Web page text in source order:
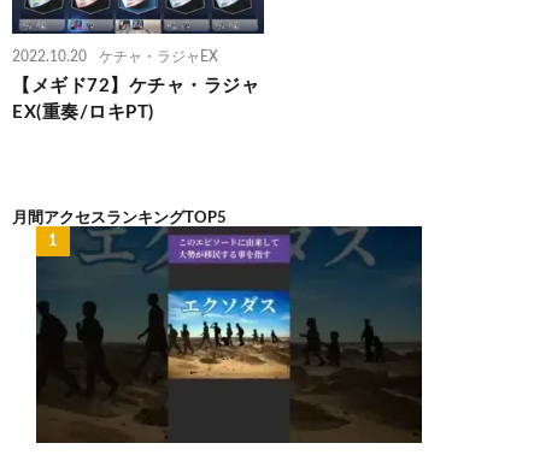
2022.10.20 ケチャ・ラジャEX
【メギド72】ケチャ・ラジャ
EX(重奏/ロキPT)
月間アクセスランキングTOP5